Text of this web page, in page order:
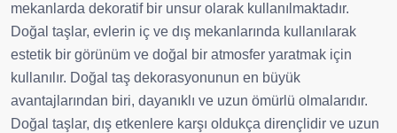
mekanlarda dekoratif bir unsur olarak kullanılmaktadır.
Doğal taşlar, evlerin iç ve dış mekanlarında kullanılarak
estetik bir görünüm ve doğal bir atmosfer yaratmak için
kullanılır. Doğal taş dekorasyonunun en büyük
avantajlarından biri, dayanıklı ve uzun ömürlü olmalarıdır.
Doğal taşlar, dış etkenlere karşı oldukça dirençlidir ve uzun